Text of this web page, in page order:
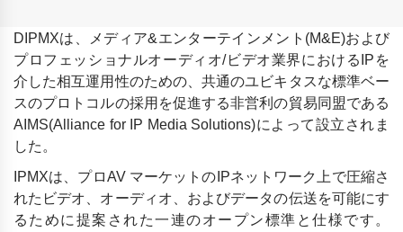
DIPMXは、メディア&エンターテインメント(M&E)および
プロフェッショナルオーディオ/ビデオ業界におけるIPを
介した相互運用性のための、共通のユビキタスな標準ベー
スのプロトコルの採用を促進する非営利の貿易同盟である
AIMS(Alliance for IP Media Solutions)によって設立されま
した。
IPMXは、プロAV マーケットのIPネットワーク上で圧縮さ
れたビデオ、オーディオ、およびデータの伝送を可能にす
るために提案された一連のオープン標準と仕様です。